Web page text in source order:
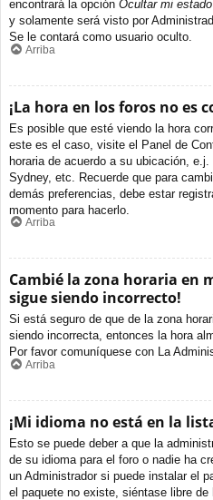
encontrará la opción Ocultar mi
y solamente será visto por
Se le contará como usuario oculto.
Arriba
¡La hora en los foros no es
Es posible que esté viendo la hora
este es el caso, visite el Panel de
horaria de acuerdo a su ubicación,
Sydney, etc. Recuerde que para
demás preferencias, debe estar
momento para hacerlo.
Arriba
Cambié la zona horaria en
sigue siendo incorrecto!
Si está seguro de que de la zona
siendo incorrecta, entonces la hora
Por favor comuníquese con La
Arriba
¡Mi idioma no está en la
Esto se puede deber a que la
de su idioma para el foro o nadie ha
un Administrador si puede instalar el
el paquete no existe, siéntase libre